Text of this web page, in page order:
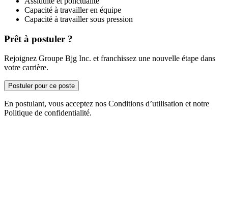
Capacité à travailler en équipe
Capacité à travailler sous pression
Prêt à postuler ?
Rejoignez Groupe Bjg Inc. et franchissez une nouvelle étape dans
votre carrière.
Postuler pour ce poste
En postulant, vous acceptez nos Conditions d’utilisation et notre
Politique de confidentialité.